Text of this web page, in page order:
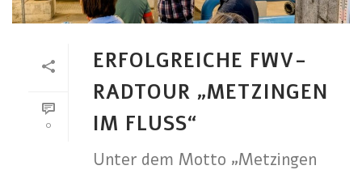
0
ERFOLGREICHE FWV-
RADTOUR „METZINGEN
IM FLUSS“
Unter dem Motto „Metzingen